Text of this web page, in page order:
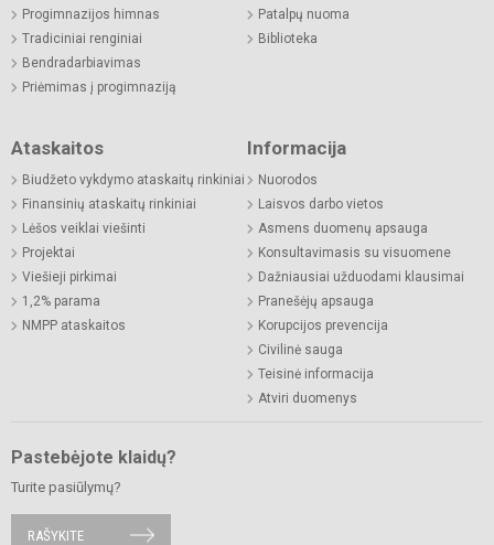
Progimnazijos himnas
Tradiciniai renginiai
Bendradarbiavimas
Priėmimas į progimnaziją
Patalpų nuoma
Biblioteka
Ataskaitos
Biudžeto vykdymo ataskaitų rinkiniai
Finansinių ataskaitų rinkiniai
Lėšos veiklai viešinti
Projektai
Viešieji pirkimai
1,2% parama
NMPP ataskaitos
Informacija
Nuorodos
Laisvos darbo vietos
Asmens duomenų apsauga
Konsultavimasis su visuomene
Dažniausiai užduodami klausimai
Pranešėjų apsauga
Korupcijos prevencija
Civilinė sauga
Teisinė informacija
Atviri duomenys
Pastebėjote klaidų?
Turite pasiūlymų?
RAŠYKITE